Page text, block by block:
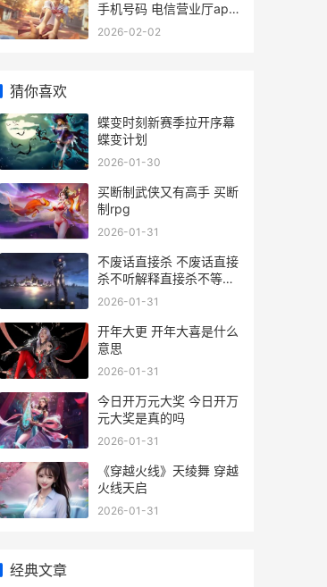
手机号码 电信营业厅app
注销手机号码步骤 电信营
2026-02-02
猜你喜欢
蝶变时刻新赛季拉开序幕
蝶变计划
2026-01-30
买断制武侠又有高手 买断
制rpg
2026-01-31
不废话直接杀 不废话直接
杀不听解释直接杀不等说
话直接杀
2026-01-31
开年大更 开年大喜是什么
意思
2026-01-31
今日开万元大奖 今日开万
元大奖是真的吗
2026-01-31
《穿越火线》天绫舞 穿越
火线天启
2026-01-31
经典文章